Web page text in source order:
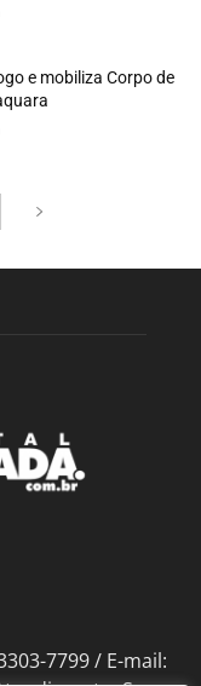
e mobiliza Corpo de
7799 / E-mail: